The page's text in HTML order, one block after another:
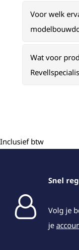
Voor welk
Wat voor
Inclusief btw
Snel
Volg je
je